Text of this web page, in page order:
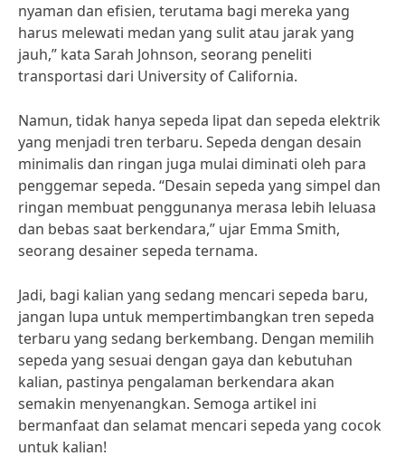
nyaman dan efisien, terutama bagi mereka yang
harus melewati medan yang sulit atau jarak yang
jauh,” kata Sarah Johnson, seorang peneliti
transportasi dari University of California.
Namun, tidak hanya sepeda lipat dan sepeda elektrik
yang menjadi tren terbaru. Sepeda dengan desain
minimalis dan ringan juga mulai diminati oleh para
penggemar sepeda. “Desain sepeda yang simpel dan
ringan membuat penggunanya merasa lebih leluasa
dan bebas saat berkendara,” ujar Emma Smith,
seorang desainer sepeda ternama.
Jadi, bagi kalian yang sedang mencari sepeda baru,
jangan lupa untuk mempertimbangkan tren sepeda
terbaru yang sedang berkembang. Dengan memilih
sepeda yang sesuai dengan gaya dan kebutuhan
kalian, pastinya pengalaman berkendara akan
semakin menyenangkan. Semoga artikel ini
bermanfaat dan selamat mencari sepeda yang cocok
untuk kalian!